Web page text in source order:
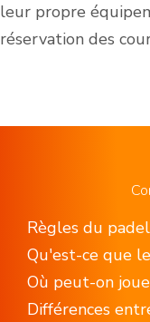
leur propre
réservation des
Règles du padel
Qu'est-ce que
Où peut-on
Différences